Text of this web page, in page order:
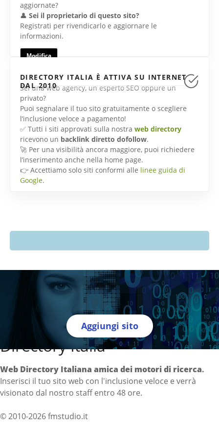
aggiornate?
👤 Sei il proprietario di questo sito?
Registrati per rivendicarlo e aggiornare le
informazioni.
Modifica
DIRECTORY ITALIA È ATTIVA SU INTERNET
DAL 2010
Sei una web agency, un esperto SEO oppure un
privato?
Puoi segnalare il tuo sito gratuitamente o scegliere
l’inclusione veloce a pagamento!
✅ Tutti i siti approvati sulla nostra web directory
ricevono un backlink diretto dofollow.
🚀 Per una visibilità ancora maggiore, puoi richiedere
l’inserimento anche nella home page.
👉 Accettiamo solo siti conformi alle linee guida di
Google.
Aggiungi sito
Directory Italia
Web Directory Italiana amica dei motori di ricerca.
Inserisci il tuo sito web con l'inclusione veloce e verrà
visionato dal nostro staff entro 48 ore.
© 2010-2026 fmstudio.it